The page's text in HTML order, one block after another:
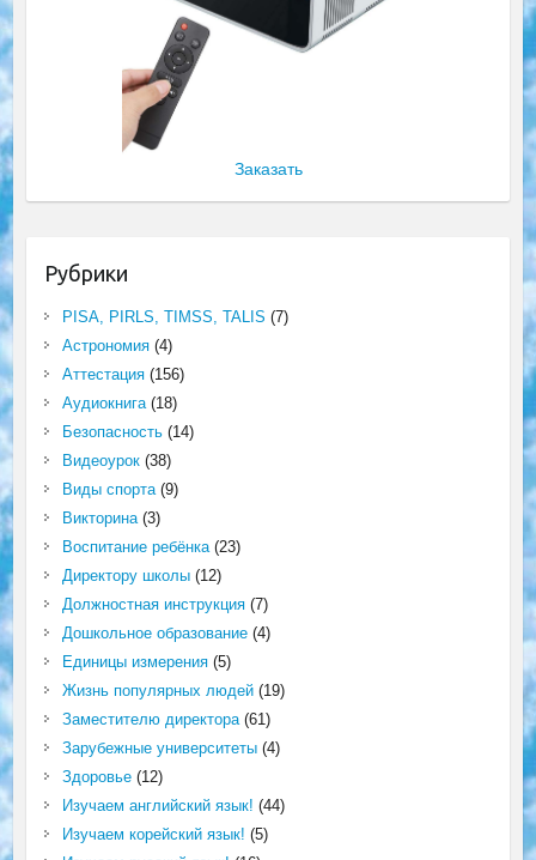
Заказать
Рубрики
PISA, PIRLS, TIMSS, TALIS (7)
Астрономия(4)
Аттестация(156)
Аудиокнига(18)
Безопасность(14)
Видеоурок(38)
Виды спорта(9)
Викторина(3)
Воспитание ребёнка(23)
Директору школы(12)
Должностная инструкция(7)
Дошкольное образование(4)
Единицы измерения(5)
Жизнь популярных людей(19)
Заместителю директора(61)
Зарубежные университеты(4)
Здоровье(12)
Изучаем английский язык! (44)
Изучаем корейский язык! (5)